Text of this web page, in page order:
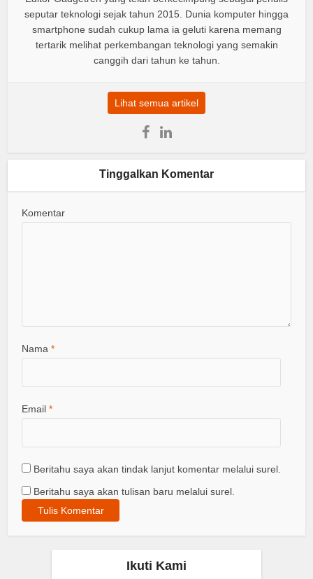
seputar teknologi sejak tahun 2015. Dunia komputer hingga
smartphone sudah cukup lama ia geluti karena memang
tertarik melihat perkembangan teknologi yang semakin
canggih dari tahun ke tahun.
Lihat semua artikel
Tinggalkan Komentar
Komentar
Nama*
Email*
Beritahu saya akan tindak lanjut komentar melalui surel.
Beritahu saya akan tulisan baru melalui surel.
Ikuti Kami